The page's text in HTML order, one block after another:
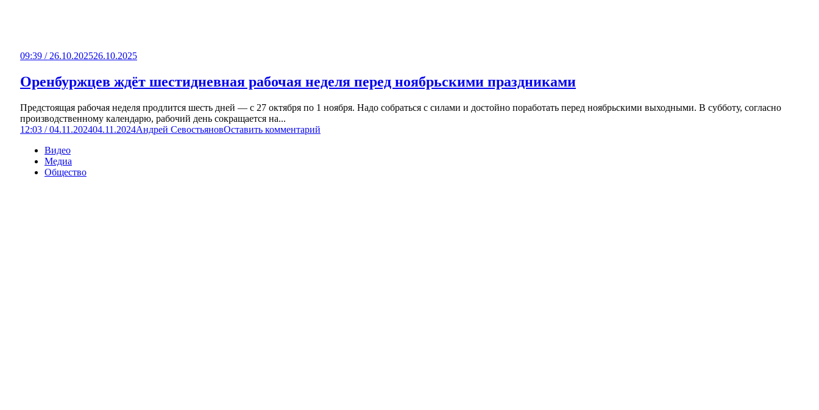
09:39 / 26.10.202526.10.2025
Оренбуржцев ждёт шестидневная рабочая неделя перед ноябрьскими праздниками
Предстоящая рабочая неделя продлится шесть дней — с 27 октября по 1 ноября. Надо собраться с силами и достойно поработать перед ноябрьскими выходными. В субботу, согласно
производственному календарю, рабочий день сокращается на...
12:03 / 04.11.202404.11.2024Андрей СевостьяновОставить комментарий
Видео
Медиа
Общество